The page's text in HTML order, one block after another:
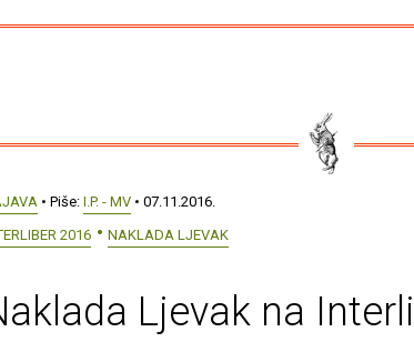
• Piše: I.P. - MV • 07.11.2016.
2016
NAKLADA LJEVAK
Ljevak na